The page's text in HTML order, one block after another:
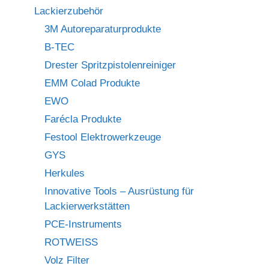
Lackierzubehör
3M Autoreparaturprodukte
B-TEC
Drester Spritzpistolenreiniger
EMM Colad Produkte
EWO
Farécla Produkte
Festool Elektrowerkzeuge
GYS
Herkules
Innovative Tools – Ausrüstung für
Lackierwerkstätten
PCE-Instruments
ROTWEISS
Volz Filter